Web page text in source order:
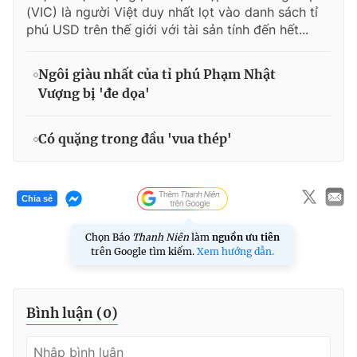
(VIC) là người Việt duy nhất lọt vào danh sách tỉ
phú USD trên thế giới với tài sản tính đến hết...
Ngôi giàu nhất của tỉ phú Phạm Nhật
Vượng bị 'đe dọa'
Có quặng trong đầu 'vua thép'
Chia sẻ
Chọn Báo Thanh Niên làm nguồn ưu tiên
trên Google tìm kiếm. Xem hướng dẫn.
Bình luận (0)